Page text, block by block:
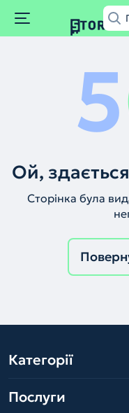
5
Ой,
Сторінка була
Категорії
Послуги